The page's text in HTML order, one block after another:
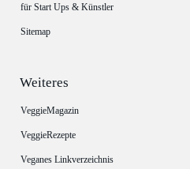
für Start Ups & Künstler
Sitemap
Weiteres
VeggieMagazin
VeggieRezepte
Veganes Linkverzeichnis